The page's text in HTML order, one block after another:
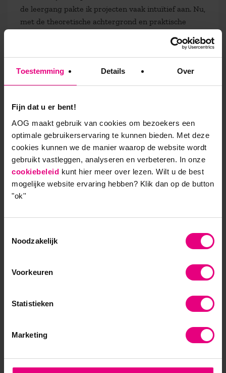
Toestemming Details Over
Fijn dat u er bent!
AOG maakt gebruik van cookies om bezoekers een
optimale gebruikerservaring te kunnen bieden. Met deze
cookies kunnen we de manier waarop de website wordt
gebruikt vastleggen, analyseren en verbeteren. In onze
cookiebeleid kunt hier meer over lezen. Wilt u de best
mogelijke website ervaring hebben? Klik dan op de button
"ok''
Noodzakelijk
Voorkeuren
Statistieken
Marketing
de leergang pakte ik projecten vaak intuïtief aan. Nu,
met de theoretische achtergrond en praktische
Deels bevestigde het de keuzes die ik daarvoor
maakte, maar deels doe ik het ook echt anders. Ik
ben me bijvoorbeeld veel meer bewust van de
governance-kant van innovatie en het belang om
betrekken.’
Praktische input in ons
strategisch proces
‘Mijn visiedocument schreef ik ter afronding van de
leergang. Hierin kon ik naadloos aansluiten bij waar
en mijn opgedane kennis zijn praktische input
Wij vroegen alumnus Arnold Hagen, senior
de meerwaarde voor hem is geweest van het volgen van
de leergang Innovatie en Business Development. Wilt u
naar een concreet plan en daarmee nieuwe waarde
leergangInnovatie en Business Developmentgaat u